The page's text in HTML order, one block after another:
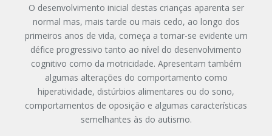
O desenvolvimento inicial destas crianças aparenta ser
normal mas, mais tarde ou mais cedo, ao longo dos
primeiros anos de vida, começa a tornar-se evidente um
défice progressivo tanto ao nível do desenvolvimento
cognitivo como da motricidade. Apresentam também
algumas alterações do comportamento como
hiperatividade, distúrbios alimentares ou do sono,
comportamentos de oposição e algumas características
semelhantes às do autismo.